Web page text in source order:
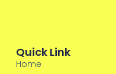
Quick Link
Home